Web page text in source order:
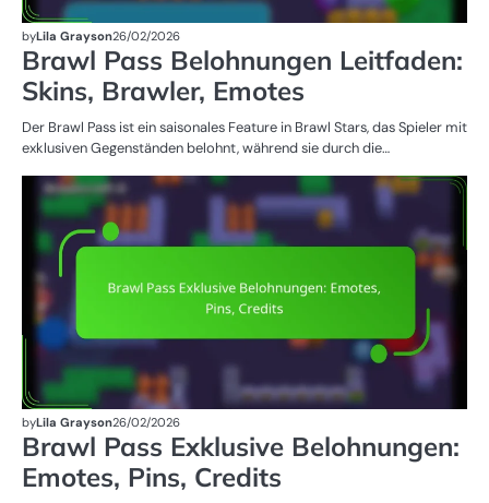
byLila Grayson26/02/2026
Brawl Pass Belohnungen Leitfaden:
Skins, Brawler, Emotes
Der Brawl Pass ist ein saisonales Feature in Brawl Stars, das Spieler mit
exklusiven Gegenständen belohnt, während sie durch die…
byLila Grayson26/02/2026
Brawl Pass Exklusive Belohnungen:
Emotes, Pins, Credits